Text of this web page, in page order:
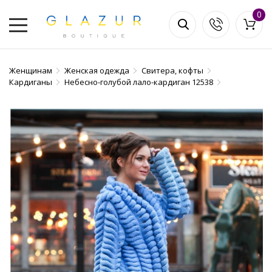
0
Женщинам Женская одежда
Свитера, кофты
Кардиганы
Небесно-голубой лало-кардиган 12538